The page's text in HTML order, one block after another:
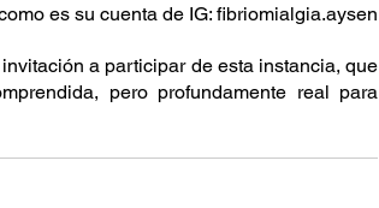
es su cuenta de IG: fibriomialgia.aysen
a participar de esta instancia, que
pero profundamente real para